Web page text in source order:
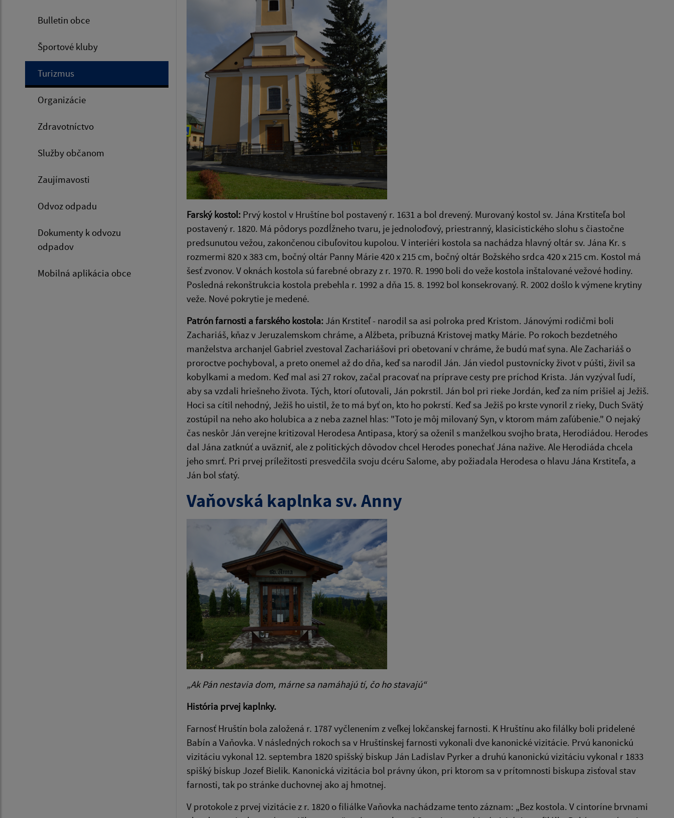
Bulletin obce
Športové kluby
Turizmus
Organizácie
Zdravotníctvo
Služby občanom
Zaujímavosti
Odvoz odpadu
Dokumenty k odvozu
odpadov
Mobilná aplikácia obce
Farský kostol: Prvý kostol v Hruštíne bol postavený r. 1631 a bol drevený. Murovaný kostol sv. Jána Krstiteľa bol
postavený r. 1820. Má pôdorys pozdĺžneho tvaru, je jednoloďový, priestranný, klasicistického slohu s čiastočne
predsunutou vežou, zakončenou cibuľovitou kupolou. V interiéri kostola sa nachádza hlavný oltár sv. Jána Kr. s
rozmermi 820 x 383 cm, bočný oltár Panny Márie 420 x 215 cm, bočný oltár Božského srdca 420 x 215 cm. Kostol má
šesť zvonov. V oknách kostola sú farebné obrazy z r. 1970. R. 1990 boli do veže kostola inštalované vežové hodiny.
Posledná rekonštrukcia kostola prebehla r. 1992 a dňa 15. 8. 1992 bol konsekrovaný. R. 2002 došlo k výmene krytiny
veže. Nové pokrytie je medené.
Patrón farnosti a farského kostola: Ján Krstiteľ - narodil sa asi polroka pred Kristom. Jánovými rodičmi boli
Zachariáš, kňaz v Jeruzalemskom chráme, a Alžbeta, príbuzná Kristovej matky Márie. Po rokoch bezdetného
manželstva archanjel Gabriel zvestoval Zachariášovi pri obetovaní v chráme, že budú mať syna. Ale Zachariáš o
proroctve pochyboval, a preto onemel až do dňa, keď sa narodil Ján. Ján viedol pustovnícky život v púšti, živil sa
kobylkami a medom. Keď mal asi 27 rokov, začal pracovať na príprave cesty pre príchod Krista. Ján vyzýval ľudí,
aby sa vzdali hriešneho života. Tých, ktorí oľutovali, Ján pokrstil. Ján bol pri rieke Jordán, keď za ním prišiel aj Ježiš.
Hoci sa cítil nehodný, Ježiš ho uistil, že to má byť on, kto ho pokrstí. Keď sa Ježiš po krste vynoril z rieky, Duch Svätý
zostúpil na neho ako holubica a z neba zaznel hlas: "Toto je môj milovaný Syn, v ktorom mám zaľúbenie." O nejaký
čas neskôr Ján verejne kritizoval Herodesa Antipasa, ktorý sa oženil s manželkou svojho brata, Herodiádou. Herodes
dal Jána zatknúť a uväzniť, ale z politických dôvodov chcel Herodes ponechať Jána nažive. Ale Herodiáda chcela
jeho smrť. Pri prvej príležitosti presvedčila svoju dcéru Salome, aby požiadala Herodesa o hlavu Jána Krstiteľa, a
Ján bol sťatý.
Vaňovská kaplnka sv. Anny
„Ak Pán nestavia dom, márne sa namáhajú tí, čo ho stavajú“
História prvej kaplnky.
Farnosť Hruštín bola založená r. 1787 vyčlenením z veľkej lokčanskej farnosti. K Hruštínu ako filálky boli pridelené
Babín a Vaňovka. V následných rokoch sa v Hruštínskej farnosti vykonali dve kanonické vizitácie. Prvú kanonickú
vizitáciu vykonal 12. septembra 1820 spišský biskup Ján Ladislav Pyrker a druhú kanonickú vizitáciu vykonal r 1833
spišký biskup Jozef Bielik. Kanonická vizitácia bol právny úkon, pri ktorom sa v prítomnosti biskupa zisťoval stav
farnosti, tak po stránke duchovnej ako aj hmotnej.
V protokole z prvej vizitácie z r. 1820 o filiálke Vaňovka nachádzame tento záznam: „Bez kostola. V cintoríne brvnami